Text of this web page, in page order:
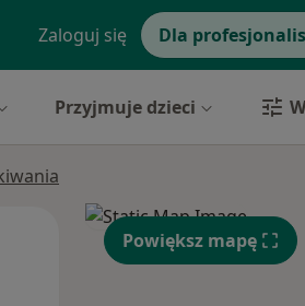
Zaloguj się Dla
Przyjmuje dzieci
Śr, Czw,
Powiększ mapę